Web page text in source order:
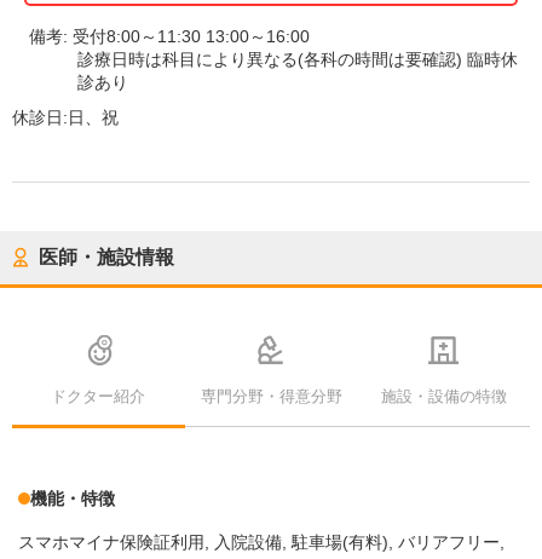
備考:受付8:00～11:30 13:00～16:00
診療日時は科目により異なる(各科の時間は要確認) 臨時休
診あり
休診日:日、祝
医師・施設情報
ドクター紹介 専門分野・得意分野 施設・設備の特徴
機能・特徴
スマホマイナ保険証利用 入院設備 駐車場(有料) バリアフリー